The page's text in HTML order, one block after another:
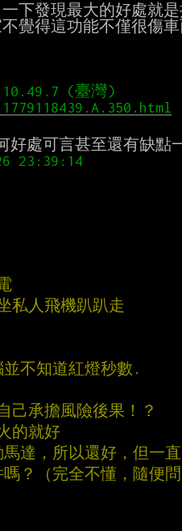
下發現最大的好處就
覺得這功能不僅很傷
(臺灣)
私人飛機趴趴走
不知道紅燈秒數.
己承擔風險後果！？
的就好
達，所以還好，但一直
？（完全不懂，隨便問